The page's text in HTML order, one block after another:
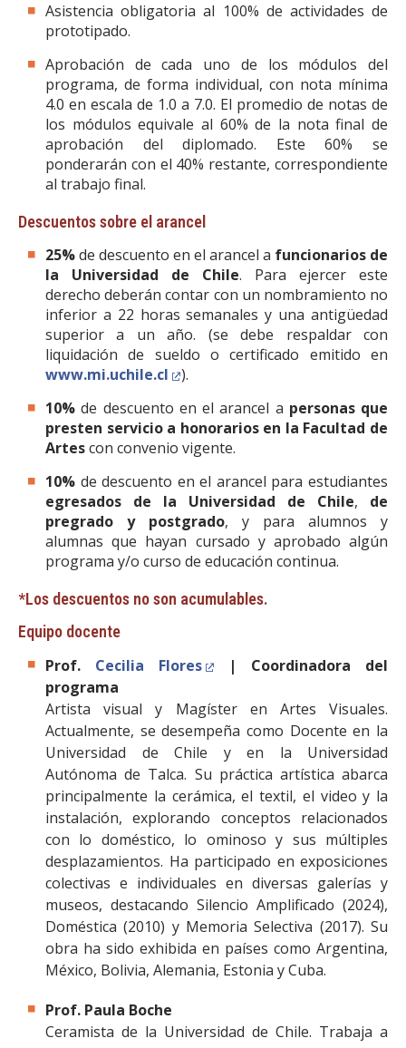
Asistencia obligatoria al 100% de actividades de
prototipado.
Aprobación de cada uno de los módulos del
programa, de forma individual, con nota mínima
4.0 en escala de 1.0 a 7.0. El promedio de notas de
los módulos equivale al 60% de la nota final de
aprobación del diplomado. Este 60% se
ponderarán con el 40% restante, correspondiente
al trabajo final.
Descuentos sobre el arancel
25%de descuento en el arancel a funcionarios de
la Universidad de Chile. Para ejercer este
derecho deberán contar con un nombramiento no
inferior a 22 horas semanales y una antigüedad
superior a un año. (se debe respaldar con
liquidación de sueldo o certificado emitido en
www.mi.uchile.cl
).
10% de descuento en el arancel a personas que
presten servicio a honorarios en la Facultad de
Artescon convenio vigente.
10% de descuento en el arancel para estudiantes
egresados de la Universidad de Chile, de
pregrado y postgrado, y para alumnos y
alumnas que hayan cursado y aprobado algún
programa y/o curso de educación continua.
*Los descuentos no son acumulables.
Equipo docente
Prof. Cecilia Flores
| Coordinadora del
programa
Artista visual y Magíster en Artes Visuales.
Actualmente, se desempeña como Docente en la
Universidad de Chile y en la Universidad
Autónoma de Talca. Su práctica artística abarca
principalmente la cerámica, el textil, el video y la
instalación, explorando conceptos relacionados
con lo doméstico, lo ominoso y sus múltiples
desplazamientos. Ha participado en exposiciones
colectivas e individuales en diversas galerías y
museos, destacando Silencio Amplificado (2024),
Doméstica (2010) y Memoria Selectiva (2017). Su
obra ha sido exhibida en países como Argentina,
México, Bolivia, Alemania, Estonia y Cuba.
Prof. Paula Boche
Ceramista de la Universidad de Chile. Trabaja a